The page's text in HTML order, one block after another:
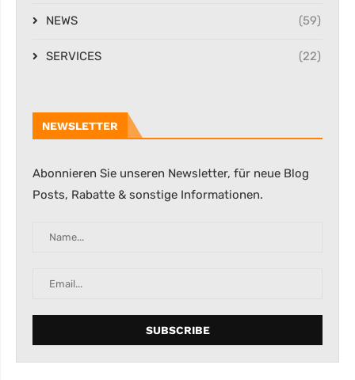
NEWS (59)
SERVICES (22)
NEWSLETTER
Abonnieren Sie unseren Newsletter, für neue Blog
Posts, Rabatte & sonstige Informationen.